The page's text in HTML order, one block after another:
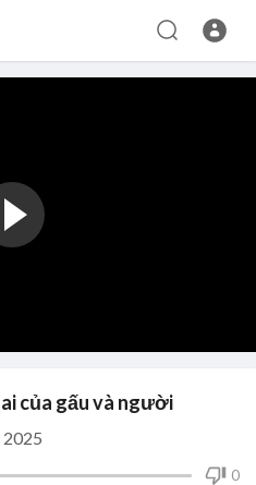
của gấu và người
0
2025